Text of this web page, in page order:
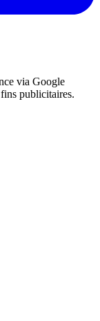
via Google
publicitaires.